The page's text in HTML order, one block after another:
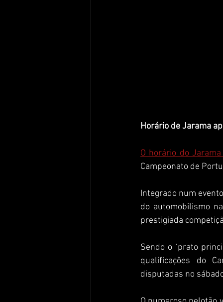
Horário de Jarama
O horário do
Campeonato de
Integrado num
do automobilismo
prestigiada
Sendo o ‘prato
qualificações do
disputadas no